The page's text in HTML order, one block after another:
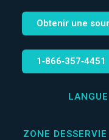
Obtenir une
1‑866‑357‑4451
ZONE DESSERVIE